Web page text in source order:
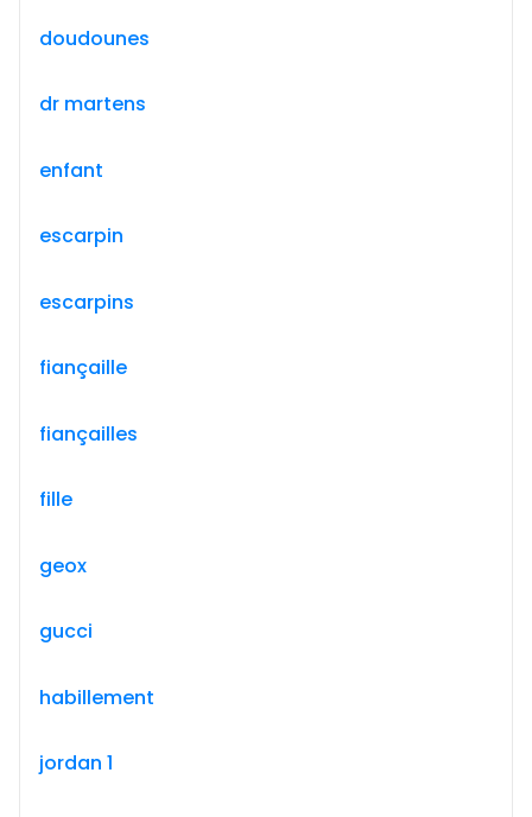
doudounes
dr martens
enfant
escarpin
escarpins
fiançaille
fiançailles
fille
geox
gucci
habillement
jordan 1